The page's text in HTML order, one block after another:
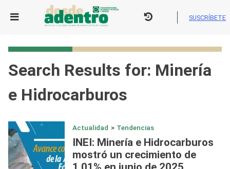
SUSCRÍBETE
Search Results for: Minería
e Hidrocarburos
Actualidad > Tendencias
INEI: Minería e Hidrocarburos
mostró un crecimiento de